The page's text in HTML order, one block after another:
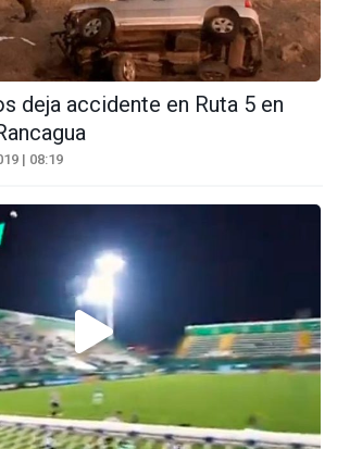
deja accidente en Ruta 5 en
| 08:19